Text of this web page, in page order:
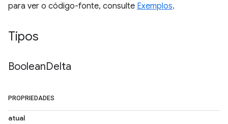
para ver o código-fonte, consulte Exemplos.
Tipos
BooleanDelta
PROPRIEDADES
atual